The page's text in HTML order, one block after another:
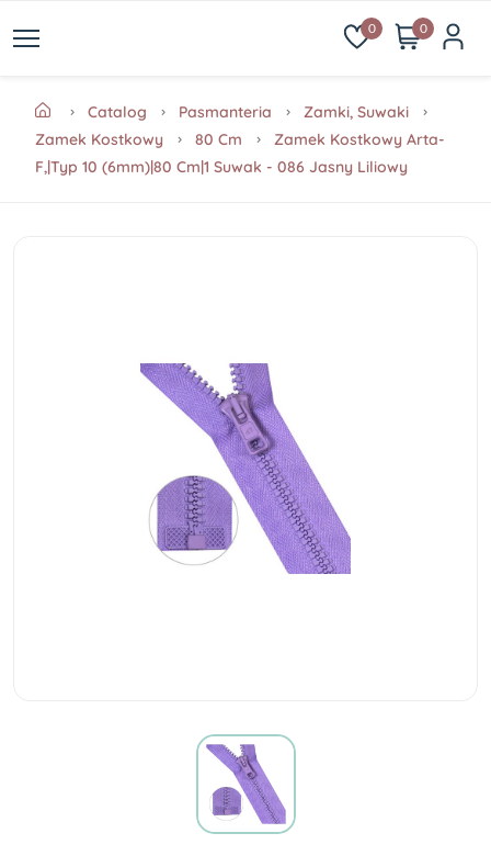
0 0
Catalog Pasmanteria
Zamki, Suwaki
Zamek Kostkowy
80 Cm
Zamek Kostkowy Arta-
F,|Typ 10 (6mm)|80 Cm|1 Suwak - 086 Jasny Liliowy